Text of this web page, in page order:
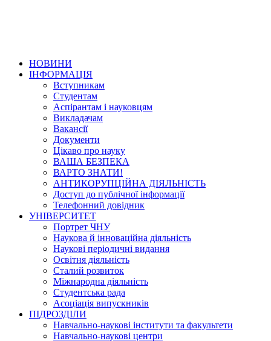
НОВИНИ
ІНФОРМАЦІЯ
Вступникам
Студентам
Аспірантам і науковцям
Викладачам
Вакансії
Документи
Цікаво про науку
ВАША БЕЗПЕКА
ВАРТО ЗНАТИ!
АНТИКОРУПЦІЙНА ДІЯЛЬНІСТЬ
Доступ до публічної інформації
Телефонний довідник
УНІВЕРСИТЕТ
Портрет ЧНУ
Наукова й інноваційна діяльність
Наукові періодичні видання
Освітня діяльність
Сталий розвиток
Міжнародна діяльність
Студентська рада
Асоціація випускників
ПІДРОЗДІЛИ
Навчально-наукові інститути та факультети
Навчально-наукові центри